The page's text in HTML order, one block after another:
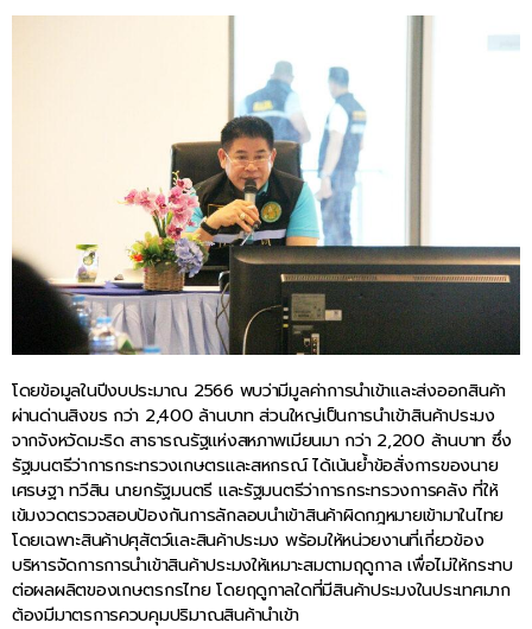
โดยข้อมูลในปีงบประมาณ 2566 พบว่ามีมูลค่าการนำเข้าและส่งออกสินค้า
ผ่านด่านสิงขร กว่า 2,400 ล้านบาท ส่วนใหญ่เป็นการนำเข้าสินค้าประมง
จากจังหวัดมะริด สาธารณรัฐแห่งสหภาพเมียนมา กว่า 2,200 ล้านบาท ซึ่ง
รัฐมนตรีว่าการกระทรวงเกษตรและสหกรณ์ ได้เน้นย้ำข้อสั่งการของนาย
เศรษฐา ทวีสิน นายกรัฐมนตรี และรัฐมนตรีว่าการกระทรวงการคลัง ที่ให้
เข้มงวดตรวจสอบป้องกันการลักลอบนำเข้าสินค้าผิดกฎหมายเข้ามาในไทย
โดยเฉพาะสินค้าปศุสัตว์และสินค้าประมง พร้อมให้หน่วยงานที่เกี่ยวข้อง
บริหารจัดการการนำเข้าสินค้าประมงให้เหมาะสมตามฤดูกาล เพื่อไม่ให้กระทบ
ต่อผลผลิตของเกษตรกรไทย โดยฤดูกาลใดที่มีสินค้าประมงในประเทศมาก
ต้องมีมาตรการควบคุมปริมาณสินค้านำเข้า